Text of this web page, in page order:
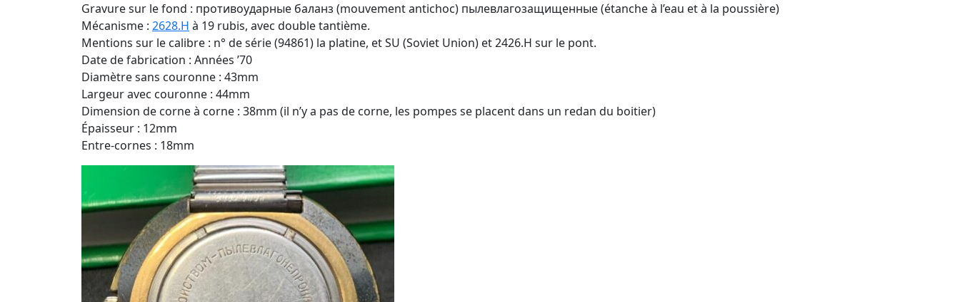
Gravure sur le fond : противоударные бaлaнз (mouvement antichoc) пылевлагозащищенные (étanche à l’eau et à la poussière)
Mécanisme : 2628.H à 19 rubis, avec double tantième.
Mentions sur le calibre : n° de série (94861) la platine, et SU (Soviet Union) et 2426.H sur le pont.
Date de fabrication : Années ’70
Diamètre sans couronne : 43mm
Largeur avec couronne : 44mm
Dimension de corne à corne : 38mm (il n’y a pas de corne, les pompes se placent dans un redan du boitier)
Épaisseur : 12mm
Entre-cornes : 18mm